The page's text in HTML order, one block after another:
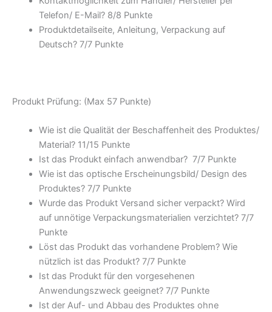
Telefon/ E-Mail? 8/8 Punkte
Produktdetailseite, Anleitung, Verpackung auf
Deutsch? 7/7 Punkte
Produkt Prüfung: (Max 57 Punkte)
Wie ist die Qualität der Beschaffenheit des Produktes/
Material? 11/15 Punkte
Ist das Produkt einfach anwendbar? 7/7 Punkte
Wie ist das optische Erscheinungsbild/ Design des
Produktes? 7/7 Punkte
Wurde das Produkt Versand sicher verpackt? Wird
auf unnötige Verpackungsmaterialien verzichtet? 7/7
Punkte
Löst das Produkt das vorhandene Problem? Wie
nützlich ist das Produkt? 7/7 Punkte
Ist das Produkt für den vorgesehenen
Anwendungszweck geeignet? 7/7 Punkte
Ist der Auf- und Abbau des Produktes ohne